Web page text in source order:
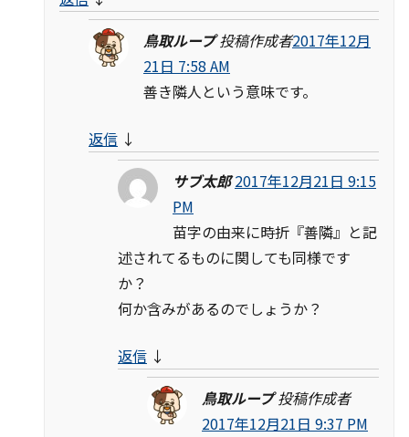
鳥取ループ 投稿作成者2017年12月
21日 7:58 AM
善き隣人という意味です。
返信 ↓
サブ太郎 2017年12月21日 9:15
PM
苗字の由来に時折『善隣』と記
述されてるものに関しても同様です
か？
何か含みがあるのでしょうか？
返信 ↓
鳥取ループ 投稿作成者
2017年12月21日 9:37 PM